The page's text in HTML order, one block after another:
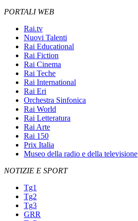
PORTALI WEB
Rai.tv
Nuovi Talenti
Rai Educational
Rai Fiction
Rai Cinema
Rai Teche
Rai International
Rai Eri
Orchestra Sinfonica
Rai World
Rai Letteratura
Rai Arte
Rai 150
Prix Italia
Museo della radio e della televisione
NOTIZIE E SPORT
Tg1
Tg2
Tg3
GRR